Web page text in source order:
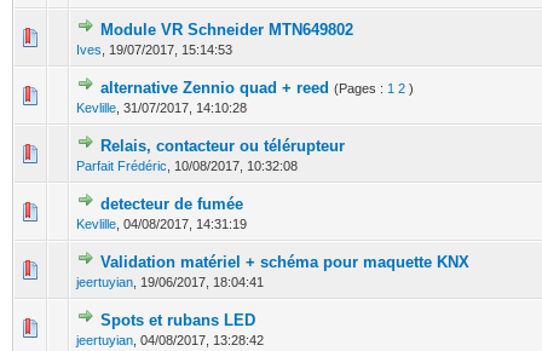
Module VR Schneider MTN649802
Ives 19/07/2017, 15:14:53
0 Votes - 0 sur 5 en moyenne
1 23 4 5
alternative Zennio quad + reed (Pages : 1 2 )
Kevlille 31/07/2017, 14:10:28
0 Votes - 0 sur 5 en moyenne
123 4 5
Relais, contacteur ou télérupteur
Parfait Frédéric 10/08/2017, 10:32:08
0 Votes - 0 sur 5 en moyenne
1 2345
detecteur de fumée
Kevlille 04/08/2017, 14:31:19
0 Votes - 0 sur 5 en moyenne
Validation matériel + schéma pour maquette KNX
jeertuyian 19/06/2017, 18:04:41
0 Votes - 0 sur 5 en moyenne
12345
Spots et rubans LED
jeertuyian 04/08/2017, 13:28:42
0 Votes - 0 sur 5 en moyenne
1